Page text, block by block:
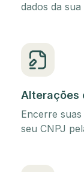
dados da
Alterações
Encerre
seu CNPJ